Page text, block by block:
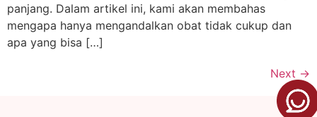
panjang. Dalam artikel ini, kami akan membahas
mengapa hanya mengandalkan obat tidak cukup dan
apa yang bisa […]
Next →